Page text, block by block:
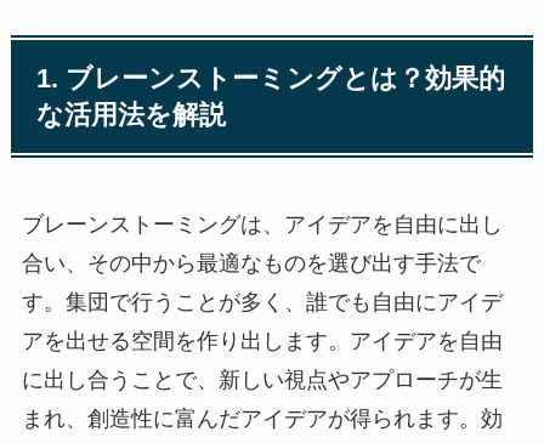
1. ブレーンストーミングとは？効果的
な活用法を解説
ブレーンストーミングは、アイデアを自由に出し
合い、その中から最適なものを選び出す手法で
す。集団で行うことが多く、誰でも自由にアイデ
アを出せる空間を作り出します。アイデアを自由
に出し合うことで、新しい視点やアプローチが生
まれ、創造性に富んだアイデアが得られます。効